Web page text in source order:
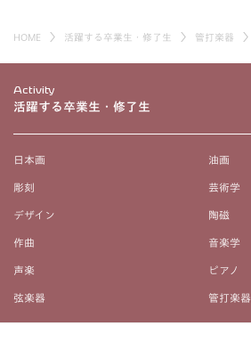
HOME 活躍する卒業生・修了生 管打楽器
Activity
活躍する卒業生・修了生
日本画 油画
彫刻 芸術学
デザイン 陶磁
作曲 音楽学
声楽 ピアノ
弦楽器 管打楽器